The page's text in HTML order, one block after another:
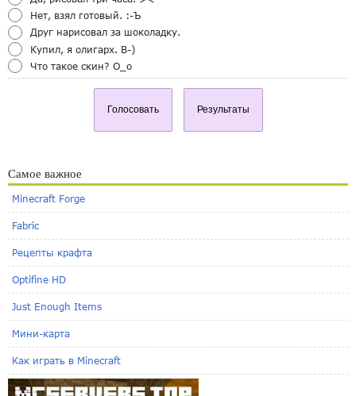
Нет, взял готовый. :-Ъ
Друг нарисовал за шоколадку.
Купил, я олигарх. B-)
Что такое скин? O_o
Голосовать Результаты
Самое важное
Minecraft Forge
Fabric
Рецепты крафта
Optifine HD
Just Enough Items
Мини-карта
Как играть в Minecraft